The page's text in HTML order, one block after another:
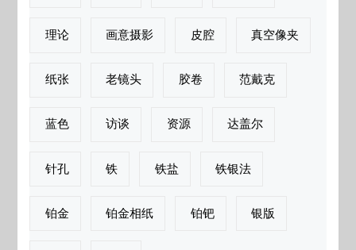
理论 画意摄影 皮腔 真空像夹
纸张 老镜头 胶卷 范戴克
蓝色 访谈 资源 达盖尔
针孔 铁 铁盐 铁银法
铂金 铂金相纸 铂钯 银版